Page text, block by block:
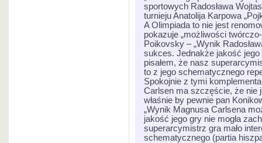
sportowych Radosława
turnieju Anatolija Karpowa
A Olimpiada to nie jest
pokazuje „możliwości
Poikovsky – „Wynik
sukces. Jednakże jakość
pisałem, że nasz
to z jego schematycznego
Spokojnie z tymi
Carlsen ma szczęście, że nie
właśnie by pewnie pan
„Wynik Magnusa Carlsena
jakość jego gry nie mogła
superarcymistrz gra mało
schematycznego (partia